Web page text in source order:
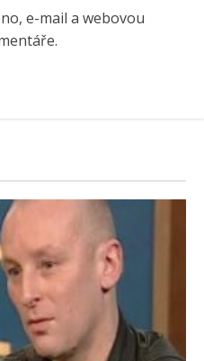
e-mail a webovou